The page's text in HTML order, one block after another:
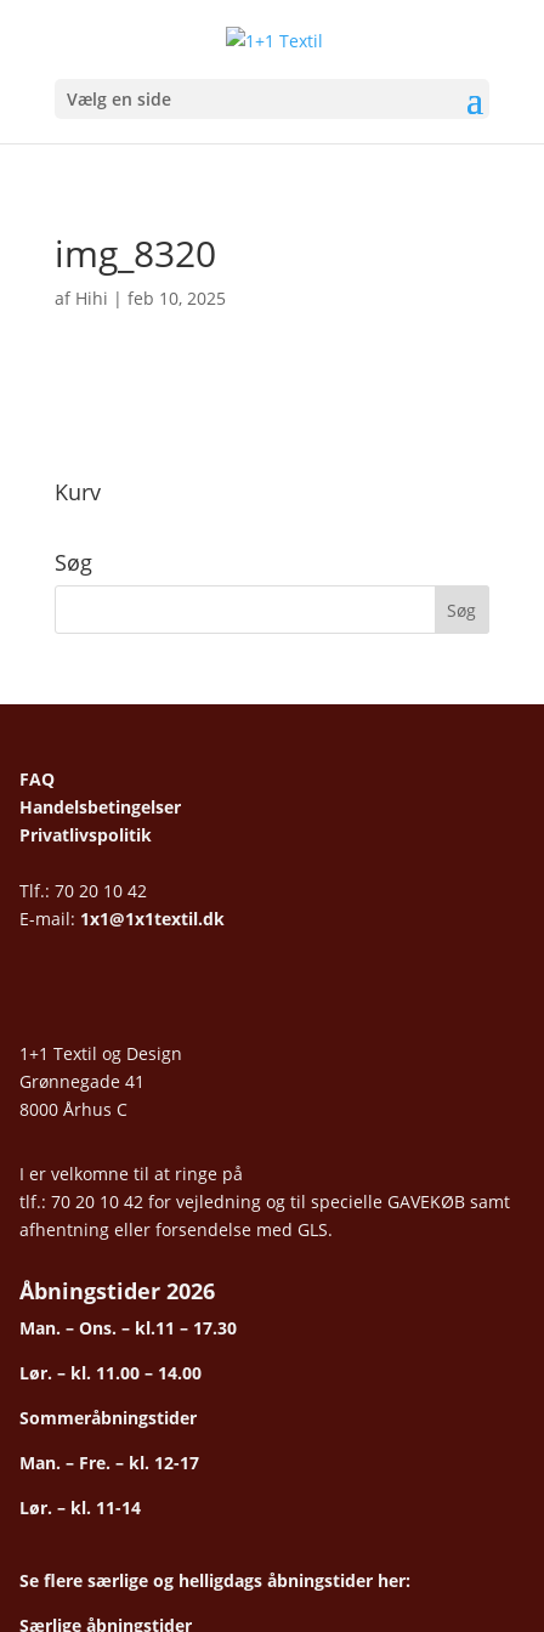
Vælg en side
img_8320
af Hihi | feb 10, 2025
Kurv
Søg
FAQ
Handelsbetingelser
Privatlivspolitik
Tlf.: 70 20 10 42
E-mail: 1x1@1x1textil.dk
1+1 Textil og Design
Grønnegade 41
8000 Århus C
I er velkomne til at ringe på
tlf.: 70 20 10 42 for vejledning og til specielle GAVEKØB samt
afhentning eller forsendelse med GLS.
Åbningstider 2026
Man. – Ons. – kl.11 – 17.30
Lør. – kl. 11.00 – 14.00
Sommeråbningstider
Man. – Fre. – kl. 12-17
Lør. – kl. 11-14
Se flere særlige og helligdags åbningstider her:
Særlige åbningstider